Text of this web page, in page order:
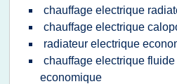
chauffage electrique
chauffage electrique
radiateur electrique
chauffage electrique
economique